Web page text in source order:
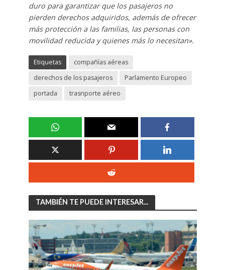
duro para garantizar que los pasajeros no
pierden derechos adquiridos, además de ofrecer
más protección a las familias, las personas con
movilidad reducida y quienes más lo necesitan».
Etiquetas
compañías aéreas
derechos de los pasajeros
Parlamento Europeo
portada
trasnporte aéreo
TAMBIÉN TE PUEDE INTERESAR...